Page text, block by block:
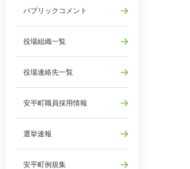
パブリックコメント
役場組織一覧
役場連絡先一覧
安平町職員採用情報
選挙速報
安平町例規集